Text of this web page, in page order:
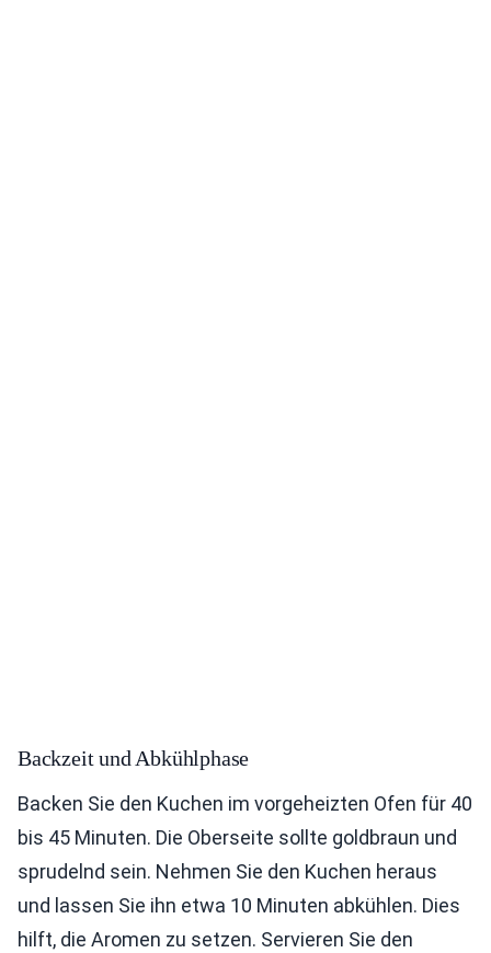
Backzeit und Abkühlphase
Backen Sie den Kuchen im vorgeheizten Ofen für 40
bis 45 Minuten. Die Oberseite sollte goldbraun und
sprudelnd sein. Nehmen Sie den Kuchen heraus
und lassen Sie ihn etwa 10 Minuten abkühlen. Dies
hilft, die Aromen zu setzen. Servieren Sie den